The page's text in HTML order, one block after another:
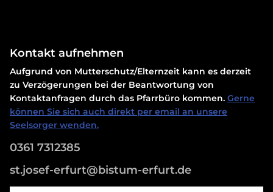
Kontakt aufnehmen
Aufgrund von Mutterschutz/Elternzeit kann es derzeit
zu Verzögerungen bei der Beantwortung von
Kontaktanfragen durch das Pfarrbüro kommen. Gerne
können Sie sich auch direkt per email an unsere
Seelsorger wenden.
0361 7312385
st.josef-erfurt@bistum-erfurt.de